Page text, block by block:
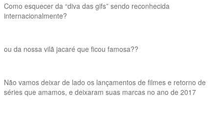
Como esquecer da “diva das gifs” sendo reconhecida
internacionalmente?
ou da nossa vilã jacaré que ficou famosa??
Não vamos deixar de lado os lançamentos de filmes e retorno de
séries que amamos, e deixaram suas marcas no ano de 2017